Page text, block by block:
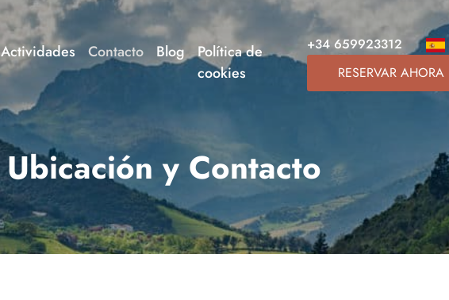
Actividades Contacto Blog
Política de
cookies
+34 659923312
RESERVAR AHORA
Ubicación y Contacto